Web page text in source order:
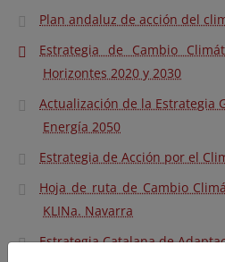
Plan andaluz de acción del
Estrategia de Cambio
Horizontes 2020 y 2030
Actualización de la Estrategia
Energía 2050
Estrategia de Acción por el
Hoja de ruta de Cambio
KLINa. Navarra
Estrategia Catalana de